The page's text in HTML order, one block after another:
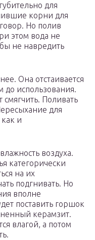
для
корни для
Но полив
этом вода не
не навредить
Она отстаивается
до использования.
смягчить. Поливать
для
и
воздуха.
категорически
на их
подгнивать. Но
вполне
поставить горшок
керамзит.
влагой, а потом